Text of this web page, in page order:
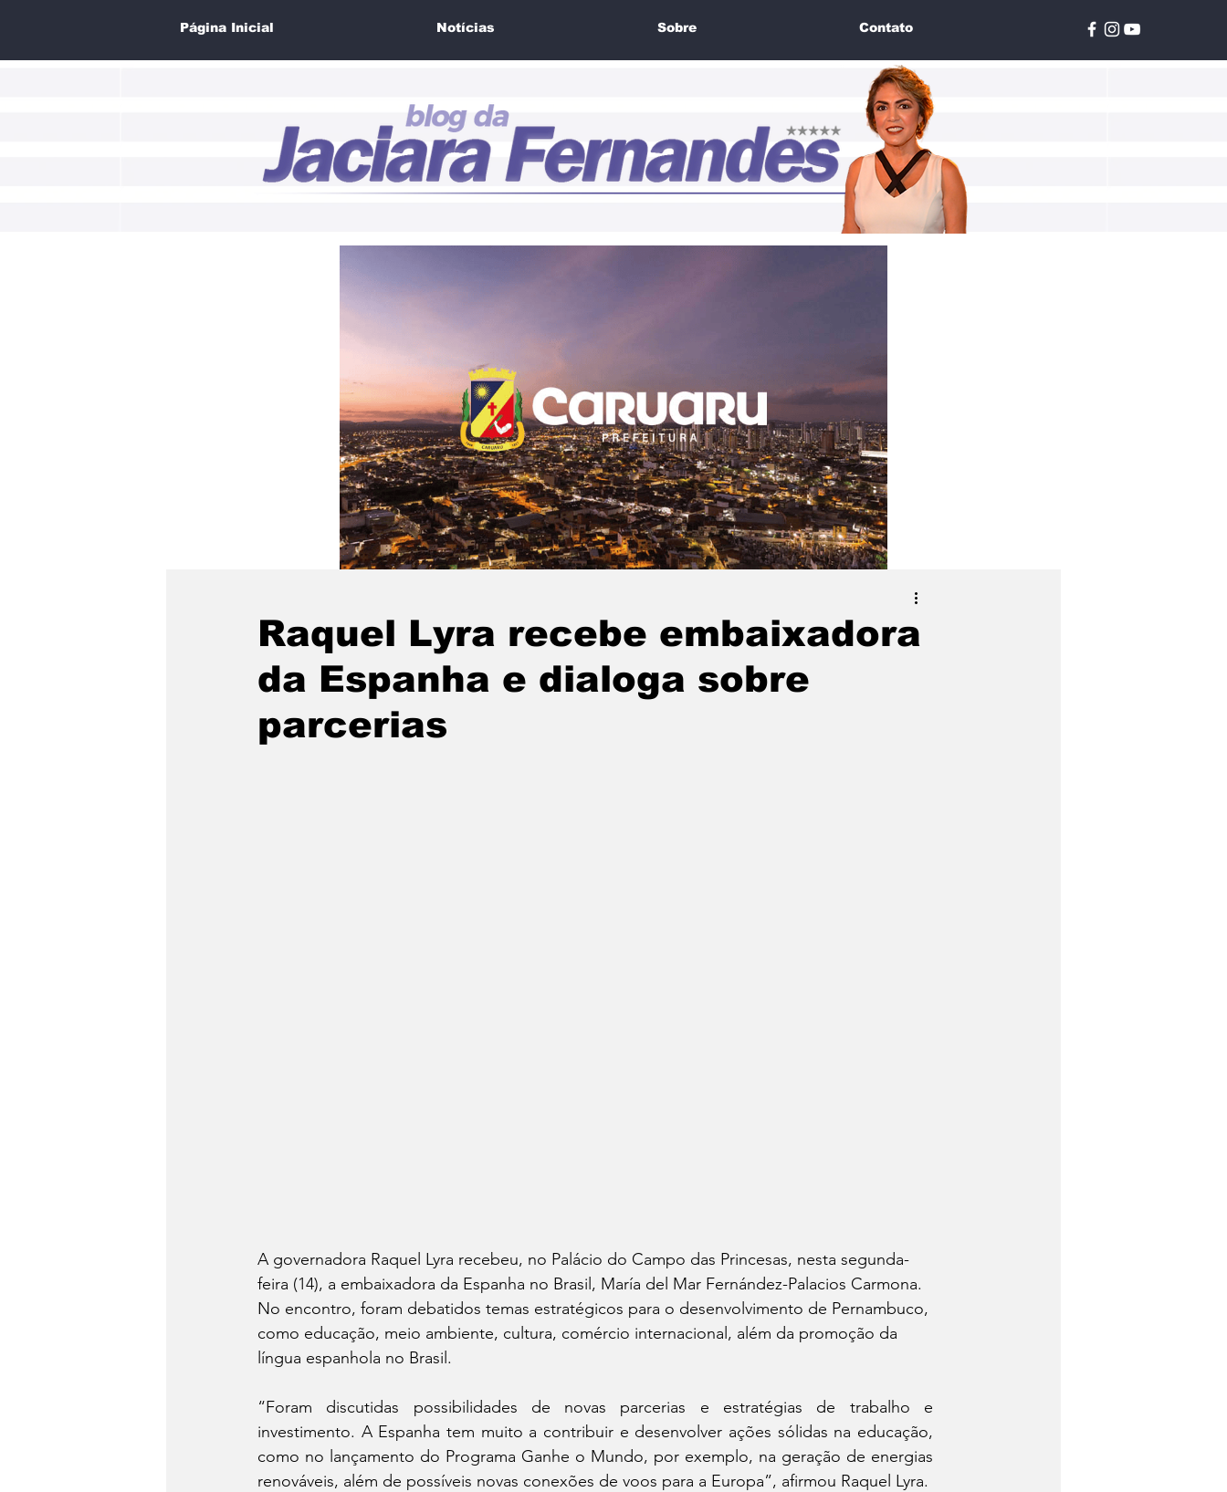
Página Inicial Notícias Sobre Contato
Raquel Lyra recebe embaixadora
da Espanha e dialoga sobre
parcerias
A governadora Raquel Lyra recebeu, no Palácio do Campo das Princesas, nesta segunda-
feira (14), a embaixadora da Espanha no Brasil, María del Mar Fernández-Palacios Carmona.
No encontro, foram debatidos temas estratégicos para o desenvolvimento de Pernambuco,
como educação, meio ambiente, cultura, comércio internacional, além da promoção da
língua espanhola no Brasil.
“Foram discutidas possibilidades de novas parcerias e estratégias de trabalho e
investimento. A Espanha tem muito a contribuir e desenvolver ações sólidas na educação,
como no lançamento do Programa Ganhe o Mundo, por exemplo, na geração de energias
renováveis, além de possíveis novas conexões de voos para a Europa”, afirmou Raquel Lyra.